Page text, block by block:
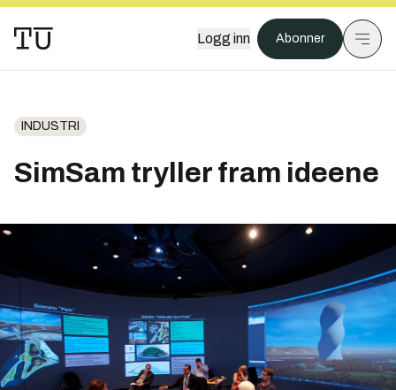
Logg inn Abonner
INDUSTRI
SimSam tryller fram ideene